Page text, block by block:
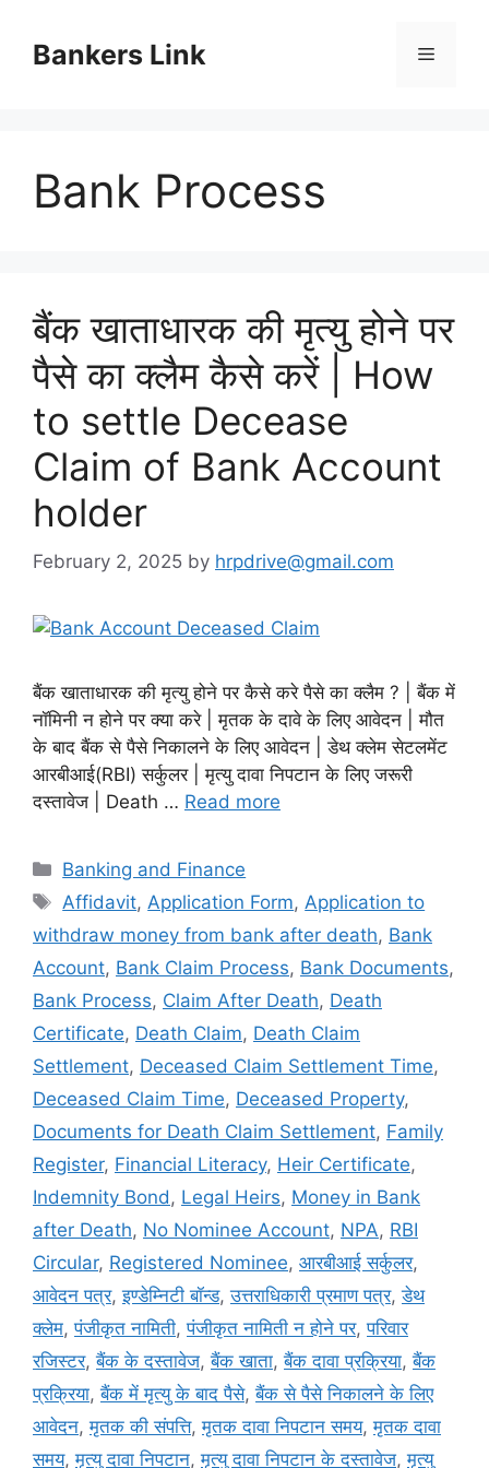
contentBankers Link Menu
Bank Process
बैंक खाताधारक की मृत्यु होने पर
पैसे का क्लैम कैसे करें | How
to settle Decease
Claim of Bank Account
holder
February 2, 2025 by hrpdrive@gmail.com
बैंक खाताधारक की मृत्यु होने पर कैसे करे पैसे का क्लैम ? | बैंक में
नॉमिनी न होने पर क्या करे | मृतक के दावे के लिए आवेदन | मौत
के बाद बैंक से पैसे निकालने के लिए आवेदन | डेथ क्लेम सेटलमेंट
आरबीआई(RBI) सर्कुलर | मृत्यु दावा निपटान के लिए जरूरी
दस्तावेज | Death … Read more
Categories
Banking and Finance
Tags
Affidavit, Application Form, Application to
withdraw money from bank after death, Bank
Account, Bank Claim Process, Bank Documents,
Bank Process, Claim After Death, Death
Certificate, Death Claim, Death Claim
Settlement, Deceased Claim Settlement Time,
Deceased Claim Time, Deceased Property,
Documents for Death Claim Settlement, Family
Register, Financial Literacy, Heir Certificate,
Indemnity Bond , Legal Heirs, Money in Bank
after Death, No Nominee Account, NPA, RBI
Circular, Registered Nominee, आरबीआई सर्कुलर,
आवेदन पत्र,इण्डेम्निटी बॉन्ड,उत्तराधिकारी प्रमाण पत्र,डेथ
क्लेम,पंजीकृत नामिती,पंजीकृत नामिती न होने पर,परिवार
रजिस्टर,बैंक के दस्तावेज,बैंक खाता,बैंक दावा प्रक्रिया,बैंक
प्रक्रिया,बैंक में मृत्यु के बाद पैसे,बैंक से पैसे निकालने के लिए
आवेदन,मृतक की संपत्ति,मृतक दावा निपटान समय,मृतक दावा
समय,मृत्यु दावा निपटान,मृत्यु दावा निपटान के दस्तावेज,मृत्यु